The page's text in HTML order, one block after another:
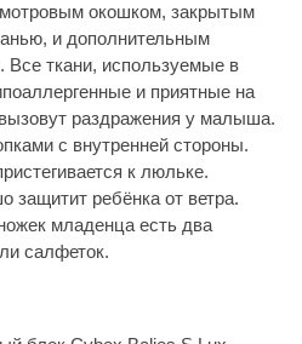
окошком, закрытым
и дополнительным
Все ткани, используемые в
и приятные на
раздражения у малыша.
с внутренней стороны.
к люльке.
защитит ребёнка от ветра.
младенца есть два
салфеток.